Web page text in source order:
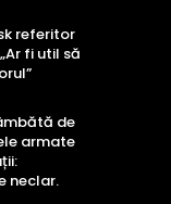
referitor
fi util să
de
armate
neclar.